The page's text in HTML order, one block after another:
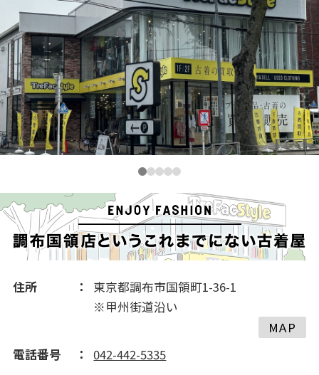
2020(240)
2019(310)
2018(260)
2017(241)
2016(456)
住所
東京都調布市国領町1-36-1
※甲州街道沿い
MAP
電話番号
042-442-5335